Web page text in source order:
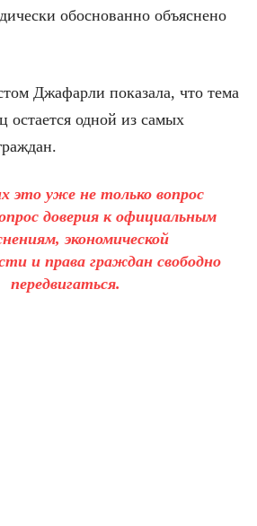
обоснованно объяснено
Джафарли показала, что тема
остается одной из самых
это уже не только вопрос
доверия к официальным
экономической
и права граждан свободно
передвигаться.